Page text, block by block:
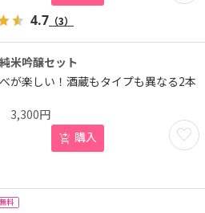
4.7 （3）
米吟醸セット
が楽しい！酒蔵もタイプも異なる2本
お気
3,300円
購入
料